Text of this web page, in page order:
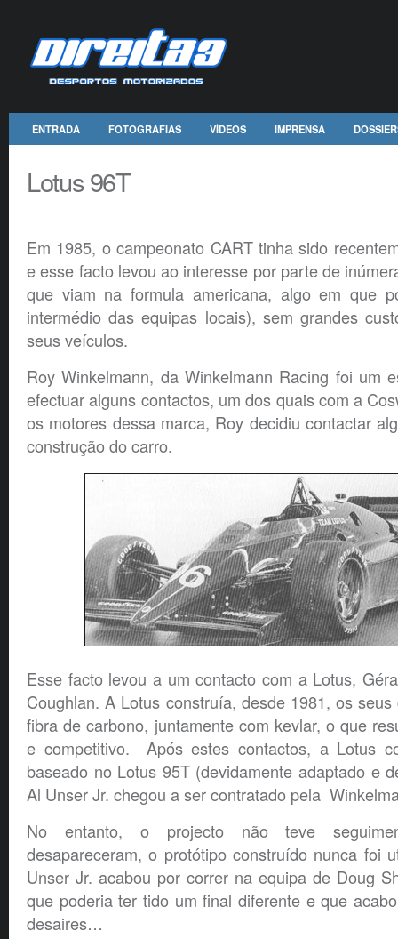
ENTRADA FOTOGRAFIAS VÍDEOS IMPRENSA
Lotus 96T
Em 1985, o campeonato CART tinha sido
e esse facto levou ao interesse por parte de
que viam na formula americana, algo em que
intermédio das equipas locais), sem grandes
seus veículos.
Roy Winkelmann, da Winkelmann Racing foi um
efectuar alguns contactos, um dos quais com a
os motores dessa marca, Roy decidiu contactar
construção do carro.
Esse facto levou a um contacto com a Lotus,
Coughlan. A Lotus construía, desde 1981, os
fibra de carbono, juntamente com kevlar, o que
e competitivo. Após estes contactos, a Lotus
baseado no Lotus 95T (devidamente adaptado e
Al Unser Jr. chegou a ser contratado pela
No entanto, o projecto não teve
desapareceram, o protótipo construído nunca foi
Unser Jr. acabou por correr na equipa de Doug
que poderia ter tido um final diferente e que
desaires…